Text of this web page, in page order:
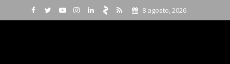
8 agosto, 2026